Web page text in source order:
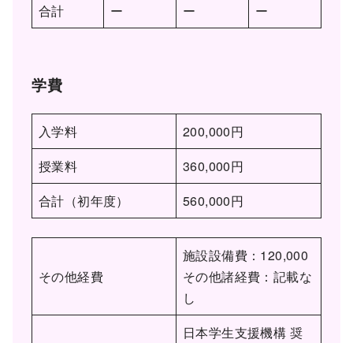
合計
ー ー ー
学費
入学料
200,000円
授業料
360,000円
合計（初年度）
560,000円
その他経費
施設設備費：120,000
その他諸経費：記載な
し
日本学生支援機構 奨